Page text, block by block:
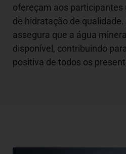
ofereçam aos
de hidratação de qualidade.
assegura que a água
disponível, contribuindo
positiva de todos os